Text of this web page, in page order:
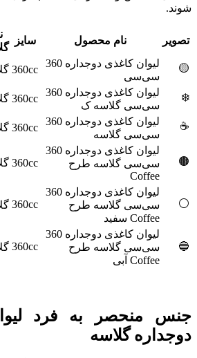
شوند.
تصویر نام محصول سایز
🟡
لیوان کاغذی دوجداره 360
سی‌سی
360cc
❄️
لیوان کاغذی دوجداره 360
سی‌سی گلاسه ک
360cc
☕
لیوان کاغذی دوجداره 360
سی‌سی گلاسه
360cc
🟤
لیوان کاغذی دوجداره 360
سی‌سی گلاسه طرح
Coffee
360cc
⚪
لیوان کاغذی دوجداره 360
سی‌سی گلاسه طرح
Coffee سفید
360cc
🔵
لیوان کاغذی دوجداره 360
سی‌سی گلاسه طرح
Coffee آبی
360cc
جنس منحصر به فرد
دوجداره گلاسه